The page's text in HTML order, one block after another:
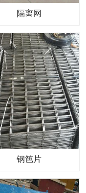
隔离网
钢笆片